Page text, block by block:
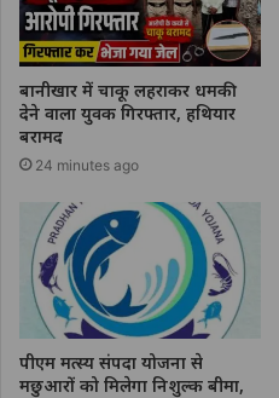
बानीखार में चाकू लहराकर धमकी
देने वाला युवक गिरफ्तार, हथियार
बरामद
24 minutes ago
पीएम मत्स्य संपदा योजना से
मछुआरों को मिलेगा निशुल्क बीमा,